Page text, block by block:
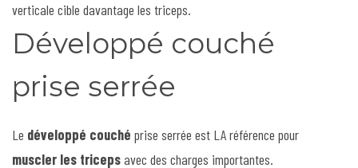
verticale cible davantage les triceps.
Développé couché
prise serrée
Le développé couché prise serrée est LA référence pour
muscler les tricepsavec des charges importantes.